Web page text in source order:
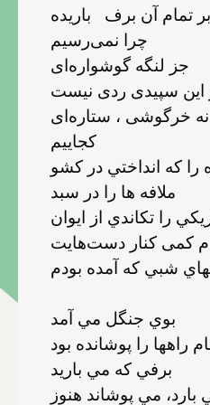
تمام آن برف باريده
چرا نمی‌رسيم
جز لنگه گوشواره‌ای
اين سپيدی ردی نيست
خرگوشی ، ستاره‌ای
كجاييم
را كه انداختي در كشو
ملافه ها را در سبد
را تكاندي از ايوان
شبي كه آمده بودم
بوي جنگل مي آمد
راهها را پوشانده بود
برفي كه مي باريد